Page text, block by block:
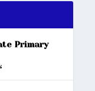
Primary